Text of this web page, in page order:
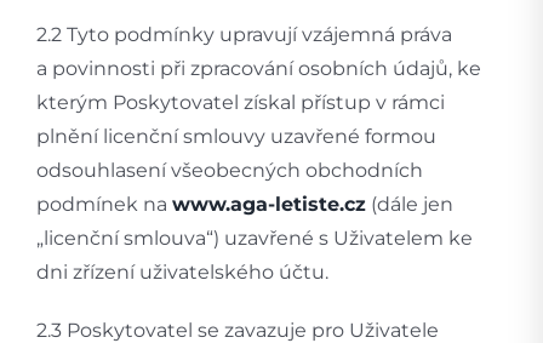
2.2 Tyto podmínky upravují vzájemná práva
a povinnosti při zpracování osobních údajů, ke
kterým Poskytovatel získal přístup v rámci
plnění licenční smlouvy uzavřené formou
odsouhlasení všeobecných obchodních
podmínek na www.aga-letiste.cz(dále jen
„licenční smlouva“) uzavřené s Uživatelem ke
dni zřízení uživatelského účtu.
2.3 Poskytovatel se zavazuje pro Uživatele